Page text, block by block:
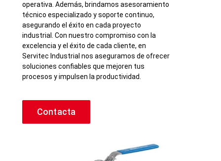
operativa. Además, brindamos asesoramiento
técnico especializado y soporte continuo,
asegurando el éxito en cada proyecto
industrial. Con nuestro compromiso con la
excelencia y el éxito de cada cliente, en
Servitec Industrial nos aseguramos de ofrecer
soluciones confiables que mejoren tus
procesos y impulsen la productividad.
Contacta